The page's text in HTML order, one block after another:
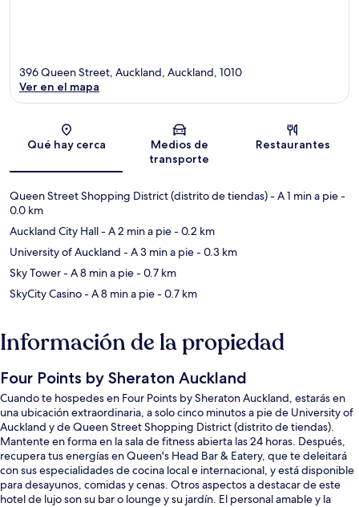
Sección del mapa
396 Queen Street, Auckland, Auckland, 1010
Ver en el mapa
Qué hay cerca
Medios de
transporte
Restaurantes
Queen Street Shopping District (distrito de tiendas)- A 1 min a pie-
0.0 km
Auckland City Hall- A 2 min a pie- 0.2 km
University of Auckland - A 3 min a pie- 0.3 km
Sky Tower- A 8 min a pie- 0.7 km
SkyCity Casino- A 8 min a pie- 0.7 km
Información de la propiedad
Four Points by Sheraton Auckland
Cuando te hospedes en Four Points by Sheraton Auckland, estarás en
una ubicación extraordinaria, a solo cinco minutos a pie de University of
Auckland y de Queen Street Shopping District (distrito de tiendas).
Mantente en forma en la sala de fitness abierta las 24 horas. Después,
recupera tus energías en Queen's Head Bar & Eatery, que te deleitará
con sus especialidades de cocina local e internacional, y está disponible
para desayunos, comidas y cenas. Otros aspectos a destacar de este
hotel de lujo son su bar o lounge y su jardín. El personal amable y la